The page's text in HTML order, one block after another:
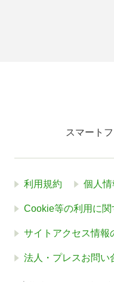
スマート
利用規約 個人
Cookie等の利用に
サイトアクセス情報
法人・プレスお問い